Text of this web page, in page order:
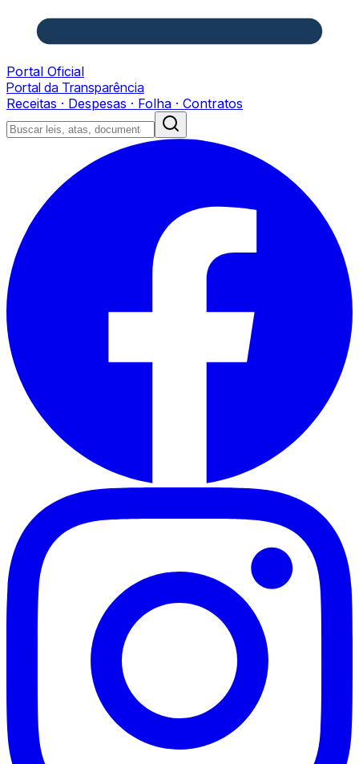
Portal Oficial
Portal da Transparência
Receitas · Despesas · Folha · Contratos